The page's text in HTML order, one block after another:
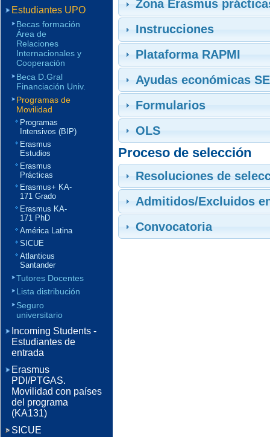
Zona Erasmus
Instrucciones
Plataforma RAPMI
Ayudas económicas
Formularios
OLS
Proceso de selección
Resoluciones de
Admitidos/Excluidos
Convocatoria
Estudiantes UPO
Becas formación
Área de
Relaciones
Internacionales y
Cooperación
Beca D.Gral
Financiación Univ.
Programas de
Movilidad
Programas
Intensivos (BIP)
Erasmus
Estudios
Erasmus
Prácticas
Erasmus+ KA-
171 Grado
Erasmus KA-
171 PhD
América Latina
SICUE
Atlanticus
Santander
Tutores Docentes
Lista distribución
Seguro
universitario
Incoming Students -
Estudiantes de
entrada
Erasmus
PDI/PTGAS.
Movilidad con países
del programa
(KA131)
SICUE